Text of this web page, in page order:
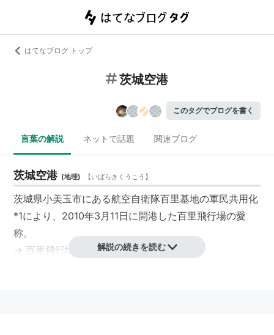
はてなブログ トップ
茨城空港
このタグでブログを書く
言葉の解説 ネットで話題 関連ブログ
茨城空港 (地理) 【いばらきくうこう 】
茨城県小美玉市にある航空自衛隊百里基地の軍民共用化
*1により、2010年3月11日に開港した百里飛行場の愛
称。
→百里飛行場 解説の続きを読む